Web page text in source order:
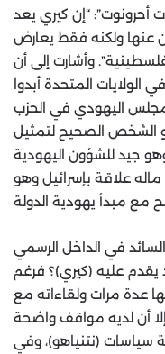
“إن كيري يعد
عنها ولكنه فقط يعارض
وأشارت إلى أن
الولايات المتحدة أبدوا
اليهودي في الحزب
الشخص الصحيح لتمثيل
جيد للشؤون اليهودية
علاقة بإسرائيل وهو
في الداخل الرسمي
يقدم عليه (كيري)؟ فرغم
عدة مرات ولقاءاته مع
إلا أن لديه مواقف واضحة
سياسات (نتنياهو)، وفي